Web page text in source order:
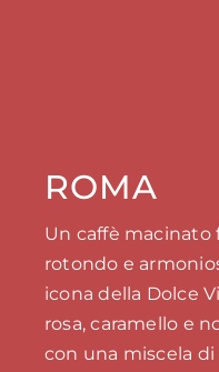
ROMA
Un caffè macinato
rotondo e
icona della Dolce
rosa, caramello e
con una miscela